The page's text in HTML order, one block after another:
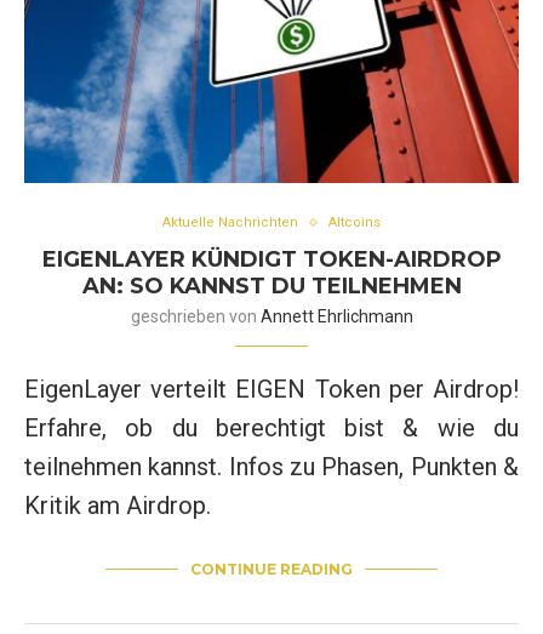
Aktuelle Nachrichten Altcoins
EIGENLAYER KÜNDIGT TOKEN-AIRDROP
AN: SO KANNST DU TEILNEHMEN
geschrieben von Annett Ehrlichmann
EigenLayer verteilt EIGEN Token per Airdrop!
Erfahre, ob du berechtigt bist & wie du
teilnehmen kannst. Infos zu Phasen, Punkten &
Kritik am Airdrop.
CONTINUE READING